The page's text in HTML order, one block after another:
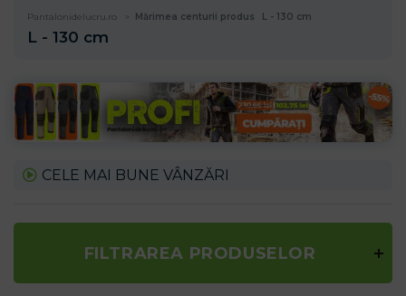
Pantalonidelucru.ro Mărimea centurii produs L - 130 cm
L - 130 cm
CELE MAI BUNE VÂNZĂRI
FILTRAREA PRODUSELOR